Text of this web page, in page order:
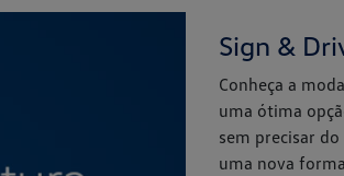
Sign &
Conheça a
uma ótima
sem precisar
uma nova